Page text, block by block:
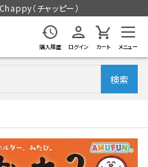
（チャッピー）
購入履歴 ログイン カート メニュー
検索
会員登録